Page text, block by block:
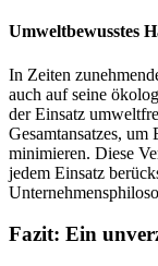
Umweltbewusstes
In Zeiten
auch auf seine
der Einsatz
Gesamtansatzes,
minimieren. Diese
jedem Einsatz
Fazit: Ein